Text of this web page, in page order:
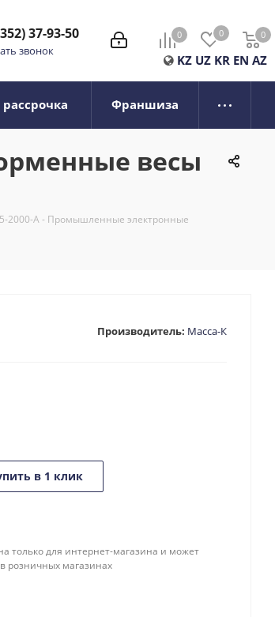
0 0 0
0
KZ UZ KR EN AZ
37-93-50
звонок
Франшиза
весы
2000-A - Промышленные электронные
Производитель: Масса-К
в 1 клик
только для интернет-магазина и может
розничных магазинах